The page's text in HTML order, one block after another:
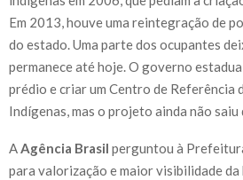
Em 2013, houve uma reintegração de
do estado. Uma parte dos ocupantes
permanece até hoje. O governo
prédio e criar um Centro de Referência
Indígenas, mas o projeto ainda não saiu
AAgência Brasil perguntou à
para valorização e maior visibilidade da